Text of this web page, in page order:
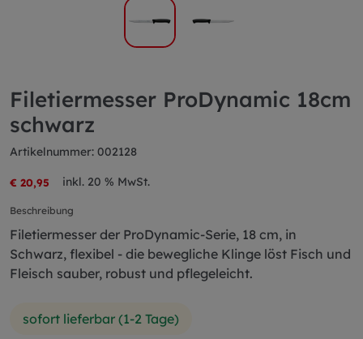
Filetiermesser ProDynamic 18cm
schwarz
Artikelnummer: 002128
€ 20,95 inkl. 20 % MwSt.
Beschreibung
Filetiermesser der ProDynamic-Serie, 18 cm, in
Schwarz, flexibel - die bewegliche Klinge löst Fisch und
Fleisch sauber, robust und pflegeleicht.
sofort lieferbar (1-2 Tage)